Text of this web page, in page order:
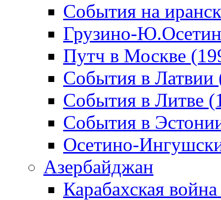
События на
Грузино-
Путч в Москве
События в Латвии
События в Литве
События в
Осетино-
Азербайджан
Карабахская